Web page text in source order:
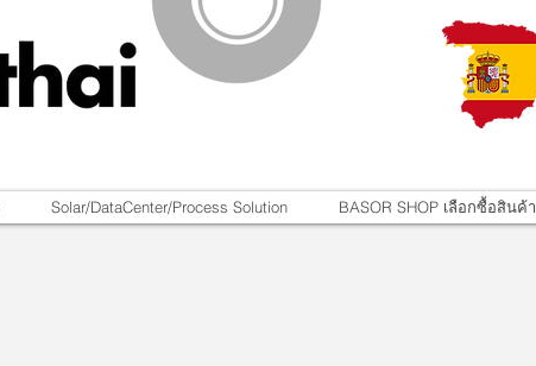
Solar/DataCenter/Process Solution BASOR SHOP เลือกซื้อสินค้า